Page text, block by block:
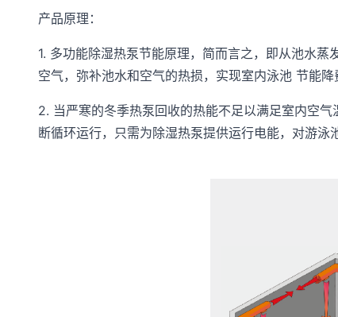
产品原理：
1. 多功能除湿热泵节能原理，简而言之，即从池水
空气，弥补池水和空气的热损，实现室内泳池 节能降
2. 当严寒的冬季热泵回收的热能不足以满足室内空
断循环运行，只需为除湿热泵提供运行电能，对游泳